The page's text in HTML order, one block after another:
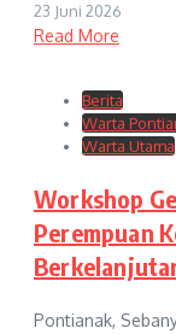
23 Juni 2026
Read More
Berita
Warta
Warta Utama
Workshop
Perempuan
Pontianak,